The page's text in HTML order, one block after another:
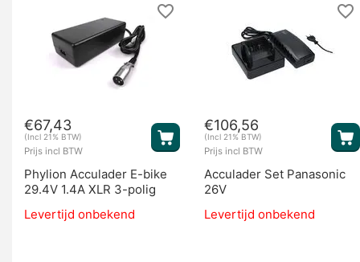
€67,43
(Incl 21% BTW)
Prijs incl BTW
Phylion Acculader E-bike
29.4V 1.4A XLR 3-polig
Levertijd onbekend
€106,56
(Incl 21% BTW)
Prijs incl BTW
Acculader Set Panasonic
26V
Levertijd onbekend